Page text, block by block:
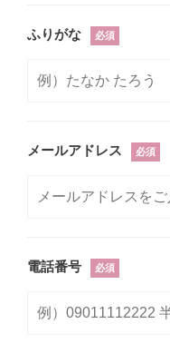
ふりがな 必須
メールアドレス 必須
電話番号 必須